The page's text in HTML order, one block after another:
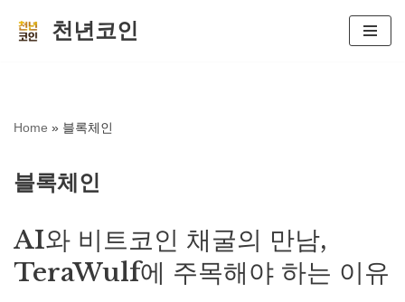
로
너
뛰
천년코인
Home » 블록체인
블록체인
AI와 비트코인 채굴의 만남,
TeraWulf에 주목해야 하는 이유